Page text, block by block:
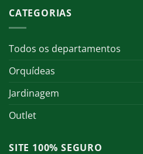
CATEGORIAS
Todos os departamentos
Orquídeas
Jardinagem
Outlet
SITE 100% SEGURO